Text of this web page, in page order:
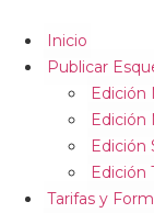
Inicio
Publicar
Edición
Edición
Edición
Edición
Tarifas y